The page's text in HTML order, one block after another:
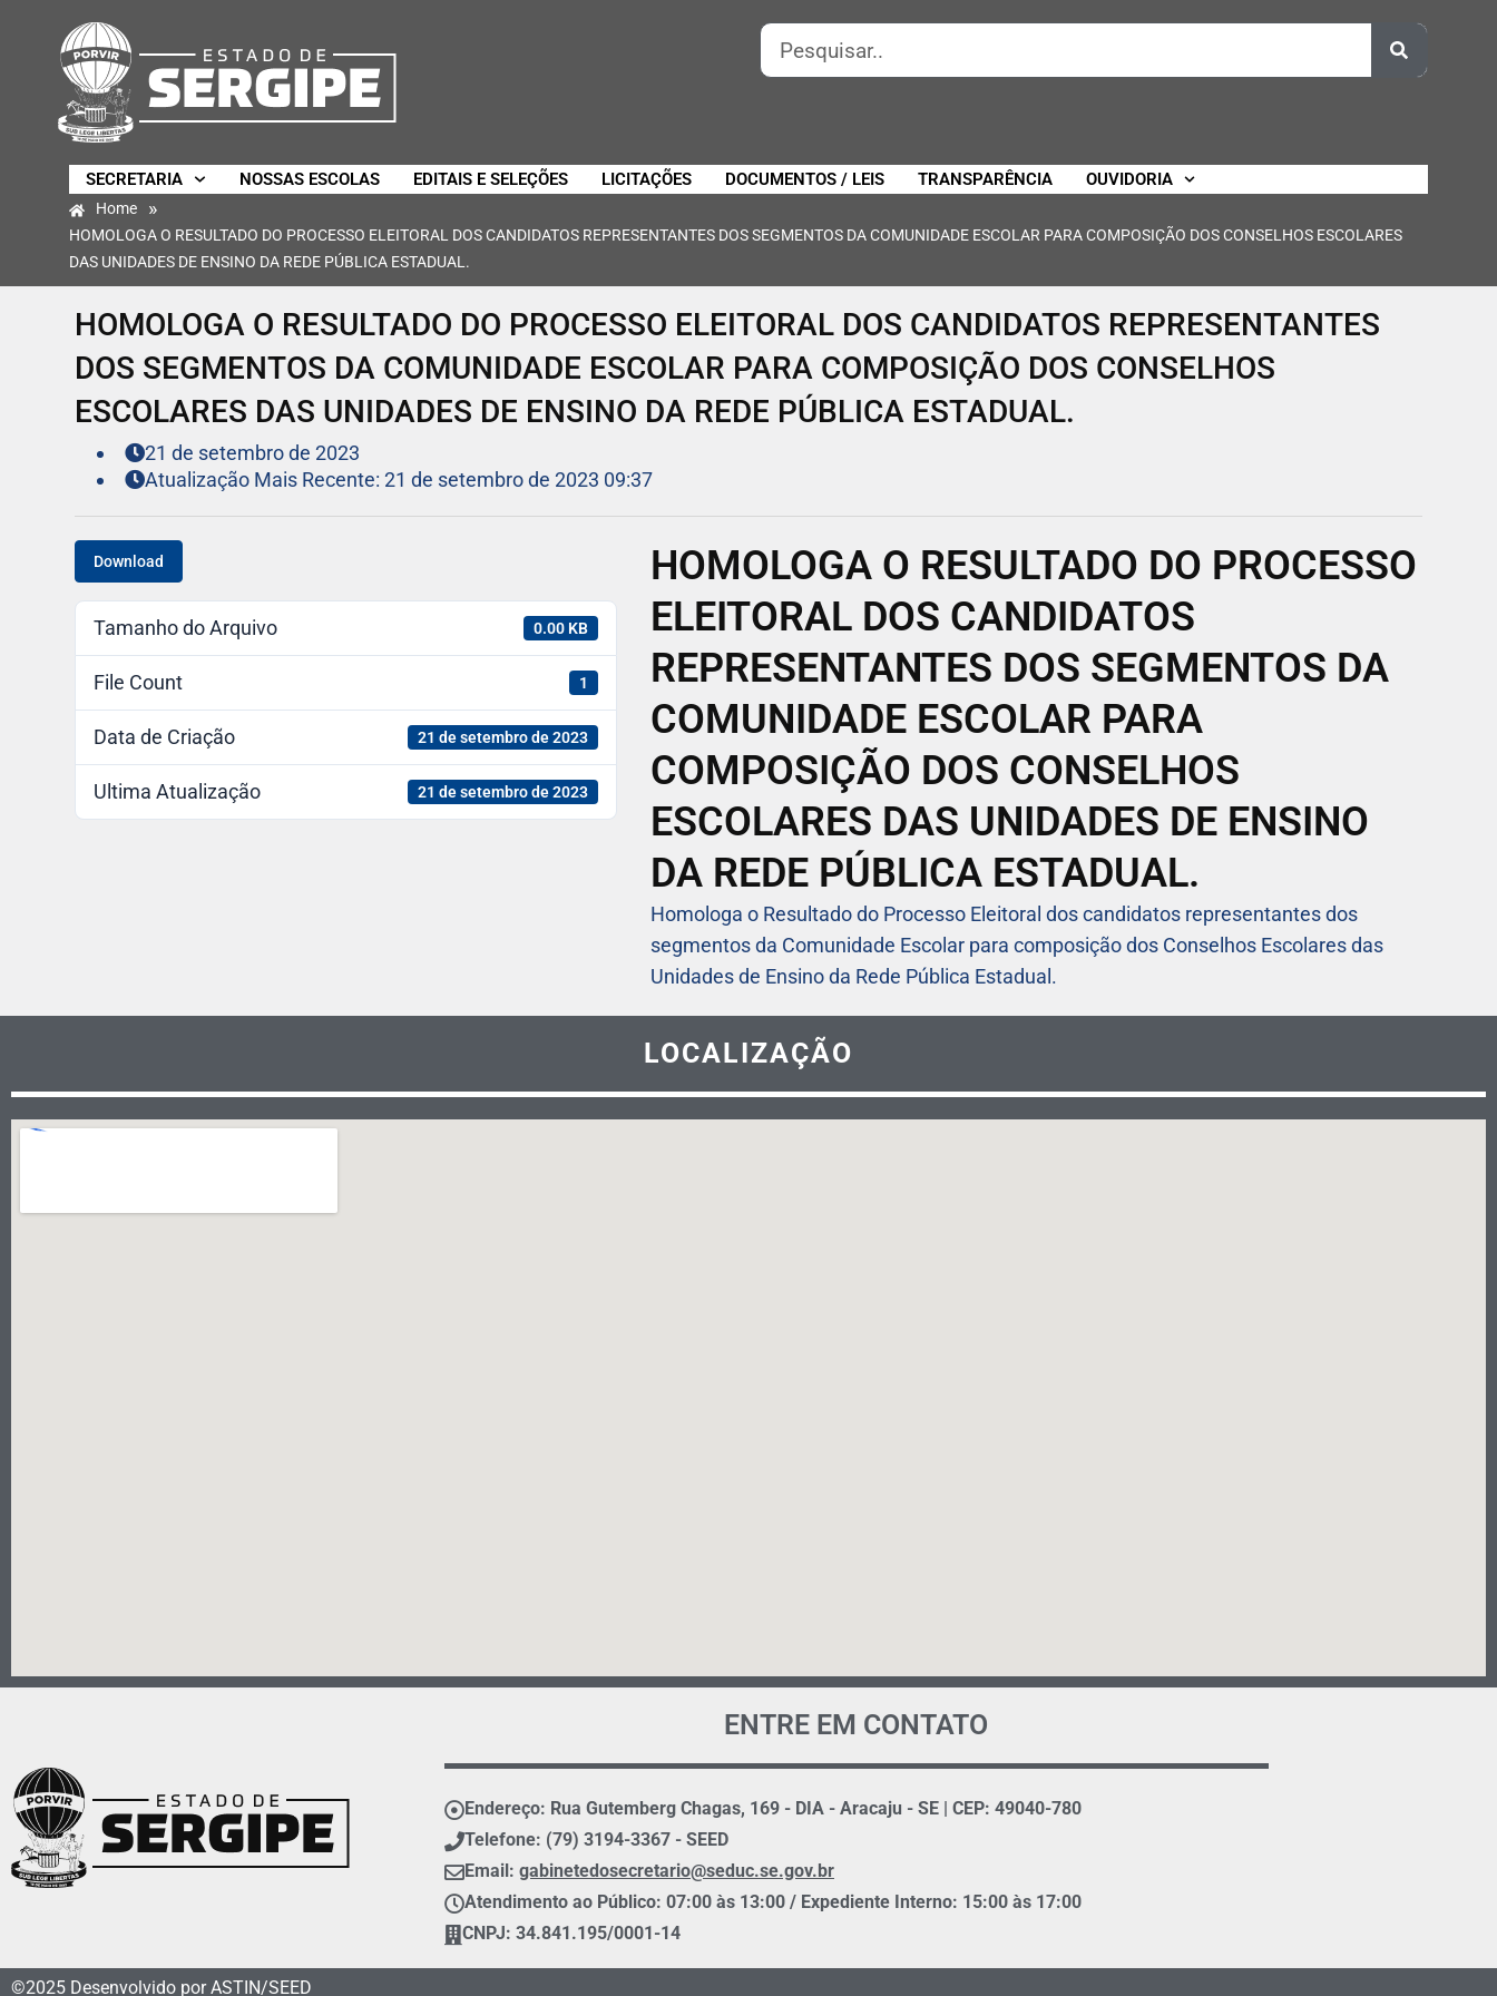
SECRETARIA NOSSAS ESCOLAS EDITAIS E SELEÇÕES LICITAÇÕES DOCUMENTOS / LEIS TRANSPARÊNCIA OUVIDORIA
Home »
HOMOLOGA O RESULTADO DO PROCESSO ELEITORAL DOS CANDIDATOS REPRESENTANTES DOS SEGMENTOS DA COMUNIDADE ESCOLAR PARA COMPOSIÇÃO DOS CONSELHOS ESCOLARES
DAS UNIDADES DE ENSINO DA REDE PÚBLICA ESTADUAL.
HOMOLOGA O RESULTADO DO PROCESSO ELEITORAL DOS CANDIDATOS REPRESENTANTES
DOS SEGMENTOS DA COMUNIDADE ESCOLAR PARA COMPOSIÇÃO DOS CONSELHOS
ESCOLARES DAS UNIDADES DE ENSINO DA REDE PÚBLICA ESTADUAL.
21 de setembro de 2023
Atualização Mais Recente: 21 de setembro de 2023 09:37
Download
Tamanho do Arquivo 0.00 KB
File Count 1
Data de Criação 21 de setembro de 2023
Ultima Atualização 21 de setembro de 2023
HOMOLOGA O RESULTADO DO PROCESSO
ELEITORAL DOS CANDIDATOS
REPRESENTANTES DOS SEGMENTOS DA
COMUNIDADE ESCOLAR PARA
COMPOSIÇÃO DOS CONSELHOS
ESCOLARES DAS UNIDADES DE ENSINO
DA REDE PÚBLICA ESTADUAL.
Homologa o Resultado do Processo Eleitoral dos candidatos representantes dos
segmentos da Comunidade Escolar para composição dos Conselhos Escolares das
Unidades de Ensino da Rede Pública Estadual.
LOCALIZAÇÃO
ENTRE EM CONTATO
Endereço: Rua Gutemberg Chagas, 169 - DIA - Aracaju - SE | CEP: 49040-780
Telefone: (79) 3194-3367 - SEED
Email: gabinetedosecretario@seduc.se.gov.br
Atendimento ao Público: 07:00 às 13:00 / Expediente Interno: 15:00 às 17:00
CNPJ: 34.841.195/0001-14
©2025 Desenvolvido por ASTIN/SEED